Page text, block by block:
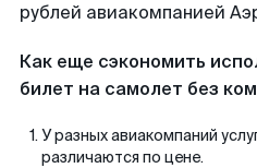
рублей авиакомпанией
Как еще сэкономить
билет на самолет без
У разных авиакомпаний
различаются по цене.